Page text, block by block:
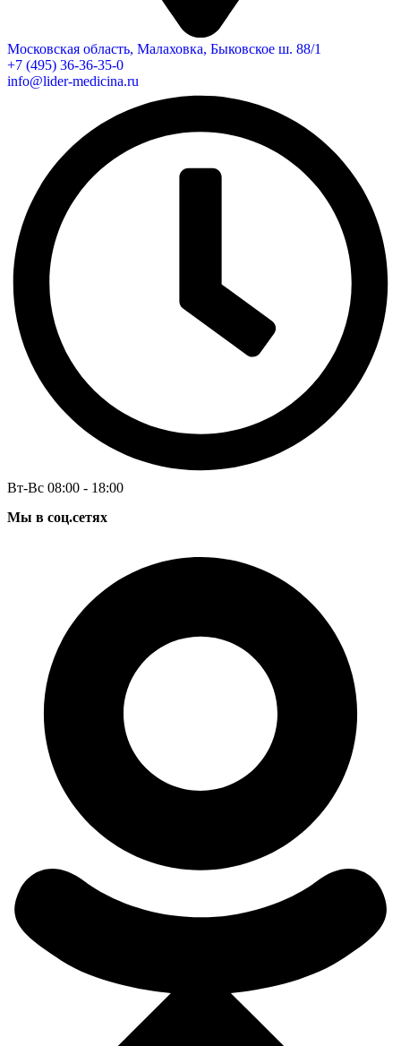
Московская область, Малаховка, Быковское ш. 88/1
+7 (495) 36-36-35-0
info@lider-medicina.ru
Вт-Вс 08:00 - 18:00
Мы в соц.сетях